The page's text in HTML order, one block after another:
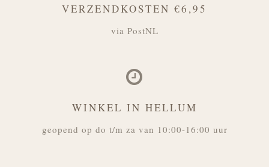
VERZENDKOSTEN €6,95
via PostNL
WINKEL IN HELLUM
geopend op do t/m za van 10:00-16:00 uur